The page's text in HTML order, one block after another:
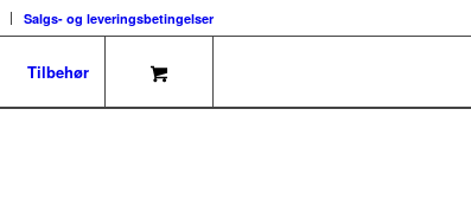
Salgs- og leveringsbetingelser
Tilbehør